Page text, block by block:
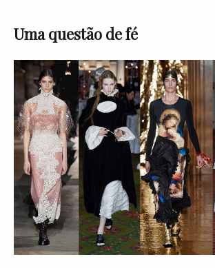
Uma questão de fé